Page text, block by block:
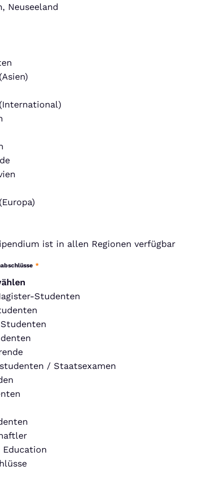
Neuseeland
ist in allen Regionen verfügbar
*
Studenten
/ Staatsexamen
Education